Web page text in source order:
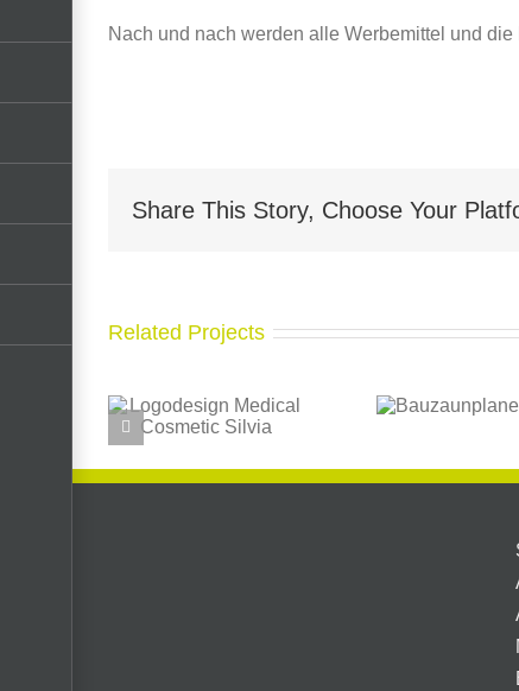
Nach und nach werden alle Werbemittel und
Share This Story, Choose Your
Related Projects
Bauzaunplanen